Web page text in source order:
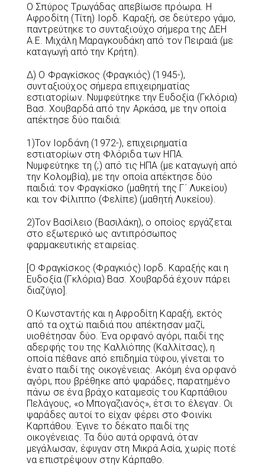
Ο Σπύρος Τρωγάδας απεβίωσε πρόωρα. Η
Αφροδίτη (Τίτη) Ιορδ. Καραξή, σε δεύτερο γάμο,
παντρεύτηκε το συνταξιούχο σήμερα της ΔΕΗ
Α.Ε. Μιχάλη Μαραγκουδάκη από τον Πειραιά (με
καταγωγή από την Κρήτη).
Δ) Ο Φραγκίσκος (Φραγκιός) (1945-),
συνταξιούχος σήμερα επιχειρηματίας
εστιατορίων. Νυμφεύτηκε την Ευδοξία (Γκλόρια)
Βασ. Χουβαρδά από την Αρκάσα, με την οποία
απέκτησε δύο παιδιά:
1)Τον Ιορδάνη (1972-), επιχειρηματία
εστιατορίων στη Φλόριδα των ΗΠΑ.
Νυμφεύτηκε τη (;) από τις ΗΠΑ (με καταγωγή από
την Κολομβία), με την οποία απέκτησε δύο
παιδιά: τον Φραγκίσκο (μαθητή της Γ΄ Λυκείου)
και τον Φίλιππο (Φελίπε) (μαθητή Λυκείου).
2)Τον Βασίλειο (Βασιλάκη), ο οποίος εργάζεται
στο εξωτερικό ως αντιπρόσωπος
φαρμακευτικής εταιρείας.
[Ο Φραγκίσκος (Φραγκιός) Ιορδ. Καραξής και η
Ευδοξία (Γκλόρια) Βασ. Χουβαρδά έχουν πάρει
διαζύγιο].
Ο Κωνσταντής και η Αφροδίτη Καραξή, εκτός
από τα οχτώ παιδιά που απέκτησαν μαζί,
υιοθέτησαν δύο. Ένα ορφανό αγόρι, παιδί της
αδερφής του της Καλλιόπης (Καλλίτσας), η
οποία πέθανε από επιδημία τύφου, γίνεται το
ένατο παιδί της οικογένειας. Ακόμη ένα ορφανό
αγόρι, που βρέθηκε από ψαράδες, παρατημένο
πάνω σε ένα βράχο καταμεσίς του Καρπάθιου
Πελάγους, «ο Μπογαζιανός», έτσι το έλεγαν. Οι
ψαράδες αυτοί το είχαν φέρει στο Φοινίκι
Καρπάθου. Έγινε το δέκατο παιδί της
οικογένειας. Τα δύο αυτά ορφανά, όταν
μεγάλωσαν, έφυγαν στη Μικρά Ασία, χωρίς ποτέ
να επιστρέψουν στην Κάρπαθο.